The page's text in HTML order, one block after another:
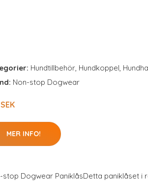
Hundtillbehör, Hundkoppel,
Non-stop Dogwear
MER INFO!
stop Dogwear PaniklåsDetta paniklåset i